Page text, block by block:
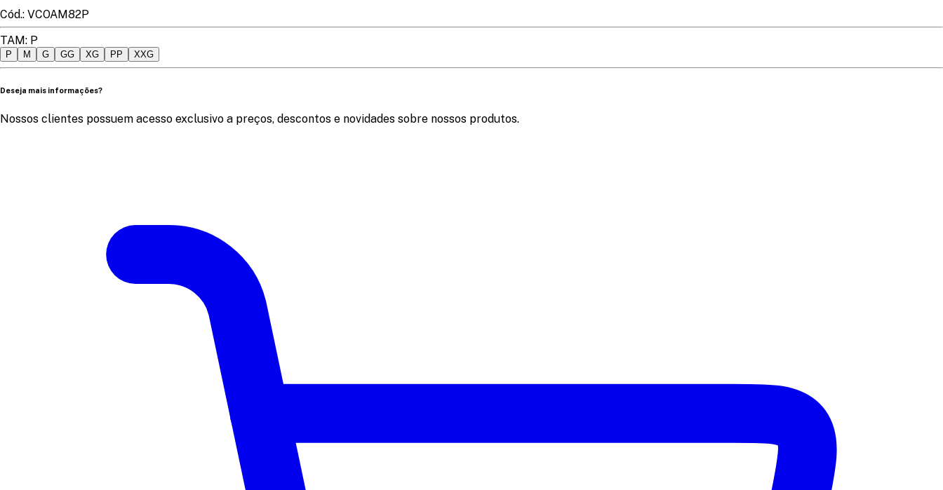
Cód.: VCOAM82P
TAM: P
P M G GG XG PP XXG
Deseja mais informações?
Nossos clientes possuem acesso exclusivo a preços, descontos e novidades sobre nossos produtos.